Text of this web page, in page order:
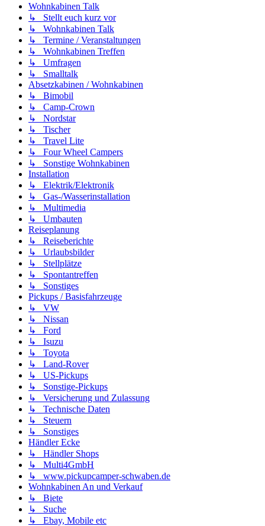
Wohnkabinen Talk
↳ Stellt euch kurz vor
↳ Wohnkabinen Talk
↳ Termine / Veranstaltungen
↳ Wohnkabinen Treffen
↳ Umfragen
↳ Smalltalk
Absetzkabinen / Wohnkabinen
↳ Bimobil
↳ Camp-Crown
↳ Nordstar
↳ Tischer
↳ Travel Lite
↳ Four Wheel Campers
↳ Sonstige Wohnkabinen
Installation
↳ Elektrik/Elektronik
↳ Gas-/Wasserinstallation
↳ Multimedia
↳ Umbauten
Reiseplanung
↳ Reiseberichte
↳ Urlaubsbilder
↳ Stellplätze
↳ Spontantreffen
↳ Sonstiges
Pickups / Basisfahrzeuge
↳ VW
↳ Nissan
↳ Ford
↳ Isuzu
↳ Toyota
↳ Land-Rover
↳ US-Pickups
↳ Sonstige-Pickups
↳ Versicherung und Zulassung
↳ Technische Daten
↳ Steuern
↳ Sonstiges
Händler Ecke
↳ Händler Shops
↳ Multi4GmbH
↳ www.pickupcamper-schwaben.de
Wohnkabinen An und Verkauf
↳ Biete
↳ Suche
↳ Ebay, Mobile etc